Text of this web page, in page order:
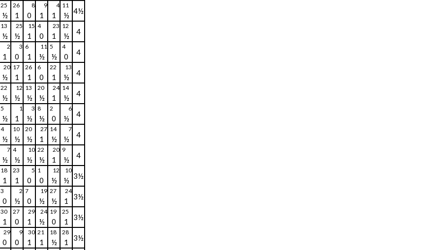
25
½
26
1
8
0
9
1
4
1
11
½ 4½
13
½
25
½
15
1
4
0
23
1
12
½ 4
2
1
3
0
6
1
11
½
5
½
4
0 4
20
½
17
1
26
1
6
0
22
1
13
½ 4
22
½
12
½
13
½
20
½
24
1
14
½ 4
5
½
1
1
3
½
8
½
2
0
6
½ 4
4
½
10
½
20
½
27
1
14
½
7
½ 4
7
½
4
½
10
½
22
½
20
1
9
½ 4
18
1
23
1
5
0
1
0
12
½
10
½ 3½
3
0
2
½
7
0
19
½
27
½
24
1 3½
30
1
27
0
29
1
24
½
19
0
25
1 3½
29
0
9
0
30
1
21
1
18
½
28
1 3½